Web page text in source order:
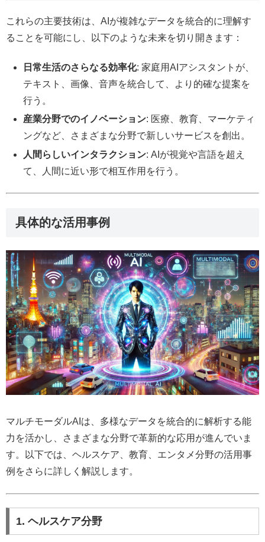
これらの主要技術は、AIが複雑なデータを統合的に理解す
ることを可能にし、以下のような未来を切り開きます：
日常生活のさらなる効率化: 家庭用AIアシスタントが、
テキスト、画像、音声を統合して、より的確な提案を
行う。
産業分野でのイノベーション: 医療、教育、マーケティ
ングなど、さまざまな分野で新しいサービスを創出。
人間らしいインタラクション: AIが視覚や言語を超え
て、人間に近い形で相互作用を行う。
具体的な活用事例
マルチモーダルAIは、多様なデータを統合的に解析する能
力を活かし、さまざまな分野で革新的な応用が進んでいま
す。以下では、ヘルスケア、教育、エンタメ分野の活用事
例をさらに詳しく解説します。
1. ヘルスケア分野